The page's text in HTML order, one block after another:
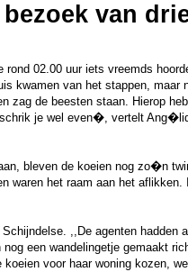
celstraf voor doden
»
van
02.00 uur iets vreemds
kwamen van het stappen, maar
zag de beesten staan. Hierop
je wel even�, vertelt
bleven de koeien nog zo�n
waren het raam aan het aflikken.
,,De agenten hadden
een wandelingetje gemaakt
voor haar woning kozen,